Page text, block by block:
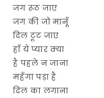
जग रूठ जाए
जग की जो मानूँ
दिल टूट जाए
हाँ ये प्यार क्या
है पहले न जाना
महँगा पड़ा है
दिल का लगाना